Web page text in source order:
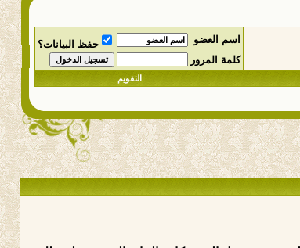
اسم العضو
حفظ البيانات؟
كلمة المرور
التقويم